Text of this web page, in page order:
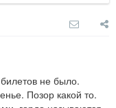
не было.
Позор какой то.